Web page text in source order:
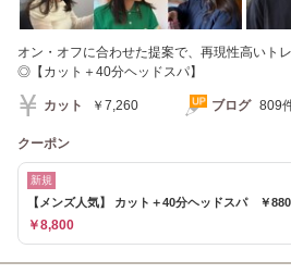
オン・オフに合わせた提案で、再現性高いト
◎【カット＋40分ヘッドスパ】
カット ￥7,260 ブログ 809
クーポン
新規
【メンズ人気】 カット＋40分ヘッドスパ ￥
￥8,800